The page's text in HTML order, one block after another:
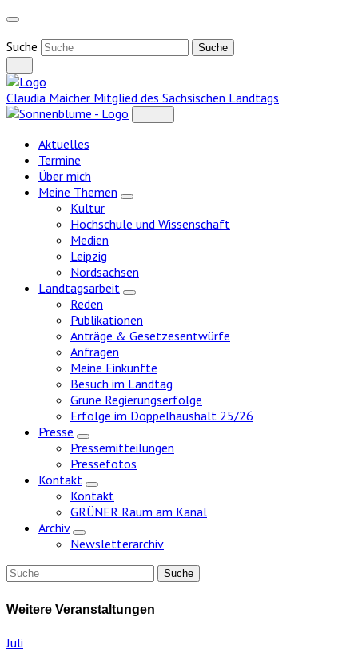
Weiter
Inhalt
Suche
Claudia Maicher Mitglied des Sächsischen Landtags
Aktuelles
Termine
Über mich
Meine Themen
Zeige
Kultur
Hochschule und Wissenschaft
Medien
Leipzig
Nordsachsen
Landtagsarbeit
Zeige
Reden
Publikationen
Anträge & Gesetzesentwürfe
Anfragen
Meine Einkünfte
Besuch im Landtag
Grüne Regierungserfolge
Erfolge im Doppelhaushalt 25/26
Presse
Zeige
Untermenü
Pressemitteilungen
Pressefotos
Kontakt
Zeige
Untermenü
Kontakt
GRÜNER Raum am Kanal
Archiv
Zeige
Untermenü
Newsletterarchiv
Weitere Veranstaltungen
Juli